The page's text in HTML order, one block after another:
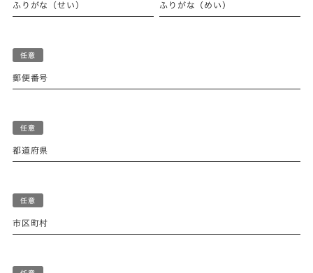
ふりがな（せい） ふりがな（めい）
郵便番号
都道府県
市区町村